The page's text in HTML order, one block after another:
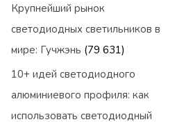
Крупнейший рынок
светодиодных светильников в
мире: Гучжэнь (79 631)
10+ идей светодиодного
алюминиевого профиля: как
использовать светодиодный